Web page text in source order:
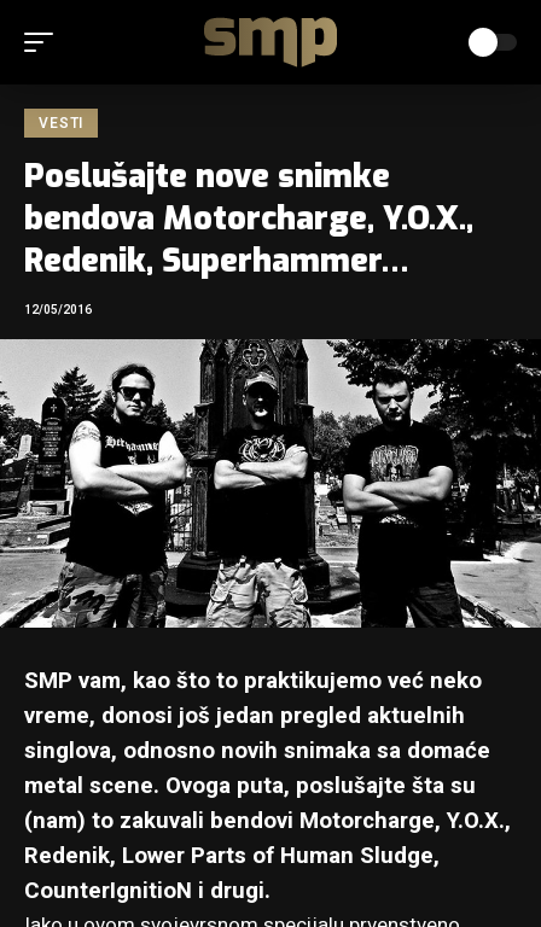
VESTI
Poslušajte nove snimke
bendova Motorcharge, Y.O.X.,
Redenik, Superhammer…
12/05/2016
SMP vam, kao što to praktikujemo već neko
vreme, donosi još jedan pregled aktuelnih
singlova, odnosno novih snimaka sa domaće
metal scene. Ovoga puta, poslušajte šta su
(nam) to zakuvali bendovi Motorcharge, Y.O.X.,
Redenik, Lower Parts of Human Sludge,
CounterIgnitioN i drugi.